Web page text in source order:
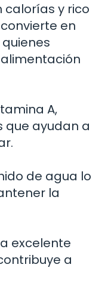
calorías y rico
en
A,
que ayudan a
de agua lo
la
excelente
a